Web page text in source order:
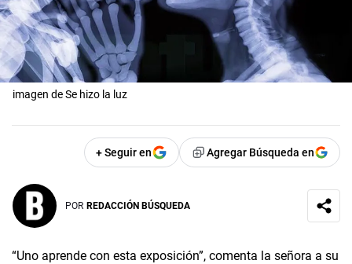
imagen de Se hizo la luz
+ Seguir en Agregar Búsqueda en
POR REDACCIÓN BÚSQUEDA
“Uno aprende con esta exposición”, comenta la señora a su